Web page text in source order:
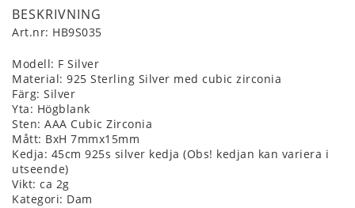
BESKRIVNING
Art.nr: HB9S035
Modell: F Silver
Material: 925 Sterling Silver med cubic zirconia
Färg: Silver
Yta: Högblank
Sten: AAA Cubic Zirconia
Mått: BxH 7mmx15mm
Kedja: 45cm 925s silver kedja (Obs! kedjan kan variera i
utseende)
Vikt: ca 2g
Kategori: Dam